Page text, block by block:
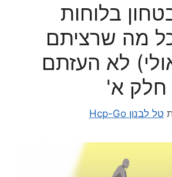
בלוחות
מה שרציתם
לא העזתם
חלק א'
טל לבנון Hcp-Go